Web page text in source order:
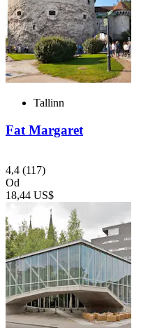
Tallinn
Fat Margaret
4,4 (117)
Od
18,44 US$